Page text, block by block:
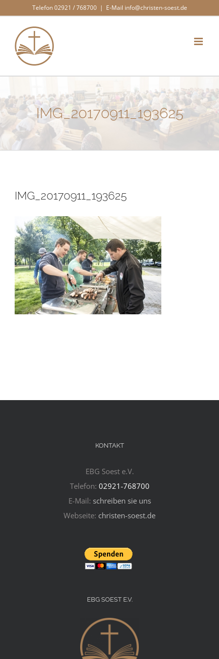
springen
Telefon 02921 / 768700 | E-Mail info@christen-soest.de
IMG_20170911_193625
IMG_20170911_193625
KONTAKT
EBG Soest e.V.
Telefon: 02921-768700
E-Mail: schreiben sie uns
Webseite: christen-soest.de
EBG SOEST E.V.